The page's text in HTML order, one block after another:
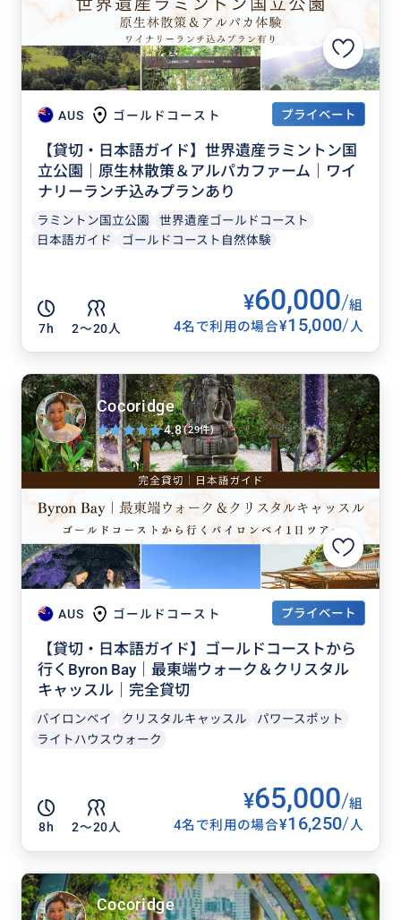
AUS ゴールドコースト プライベート
【貸切・日本語ガイド】世界遺産ラミントン国
立公園｜原生林散策＆アルパカファーム｜ワイ
ナリーランチ込みプランあり
ラミントン国立公園
世界遺産ゴールドコースト
日本語ガイド
ゴールドコースト自然体験
7h 2〜20人
¥60,000/組
4名で利用の場合¥15,000/人
AUS ゴールドコースト プライベート
【貸切・日本語ガイド】ゴールドコーストから
行くByron Bay｜最東端ウォーク＆クリスタル
キャッスル｜完全貸切
バイロンベイ クリスタルキャッスル
パワースポット
ライトハウスウォーク
8h 2〜20人
¥65,000/組
4名で利用の場合¥16,250/人
Cocoridge
4.8(29件)
Cocoridge